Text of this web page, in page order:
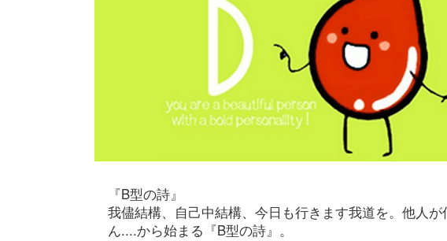
『B型の詩』
我儘結構、自己中結構、今日も行きます我道を。他人
ん....から始まる『B型の詩』。